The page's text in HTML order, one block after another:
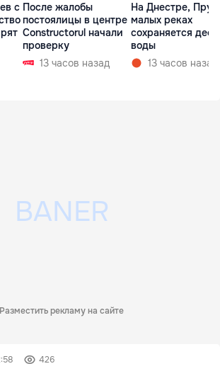
с После жалобы
постоялицы в центре
Constructorul начали
проверку
13 часов назад
На Днестре,
малых реках
сохраняется
воды
13 часов назад
Разместить рекламу на сайте
426